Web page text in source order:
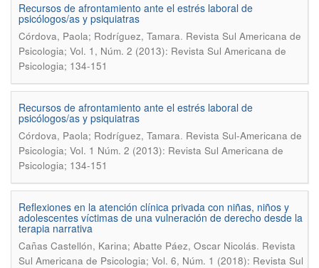
Recursos de afrontamiento ante el estrés laboral de
psicólogos/as y psiquiatras
Córdova, Paola; Rodríguez, Tamara. Revista Sul Americana de
Psicologia; Vol. 1, Núm. 2 (2013): Revista Sul Americana de
Psicologia; 134-151
Recursos de afrontamiento ante el estrés laboral de
psicólogos/as y psiquiatras
Córdova, Paola; Rodrí­guez, Tamara. Revista Sul-Americana de
Psicologia; Vol. 1 Núm. 2 (2013): Revista Sul Americana de
Psicologia; 134-151
Reflexiones en la atención clínica privada con niñas, niños y
adolescentes víctimas de una vulneración de derecho desde la
terapia narrativa
Cañas Castellón, Karina; Abatte Páez, Oscar Nicolás. Revista
Sul Americana de Psicologia; Vol. 6, Núm. 1 (2018): Revista Sul